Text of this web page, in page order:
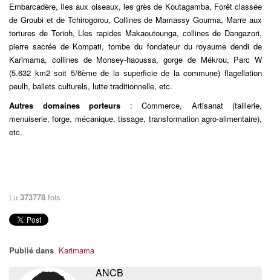
Embarcadère, Iles aux oiseaux, les grès de Koutagamba, Forêt classée
de Groubi et de Tchirogorou, Collines de Mamassy Gourma, Marre aux
tortures de Torioh, Lles rapides Makaoutounga, collines de Dangazori,
pierre sacrée de Kompati, tombe du fondateur du royaume dendi de
Karimama, collines de Monsey-haoussa, gorge de Mékrou, Parc W
(5.632 km2 soit 5/6ème de la superficie de la commune) flagellation
peulh, ballets culturels, lutte traditionnelle, etc.
Autres domaines porteurs : Commerce, Artisanat (taillerie,
menuiserie, forge, mécanique, tissage, transformation agro-alimentaire),
etc.
Lu 373778 fois
Publié dans Karimama
ANCB